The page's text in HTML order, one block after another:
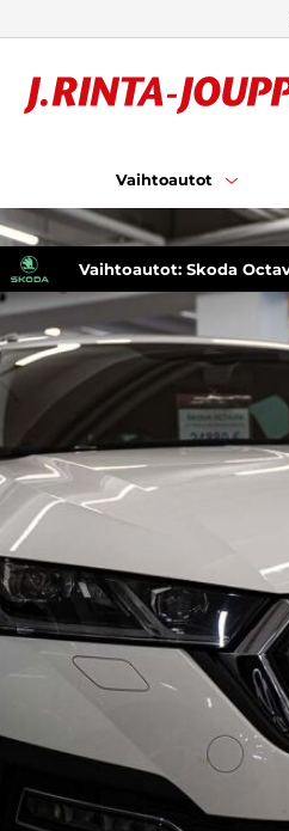
Vaihtoautot
Vaihtoautot: Skoda